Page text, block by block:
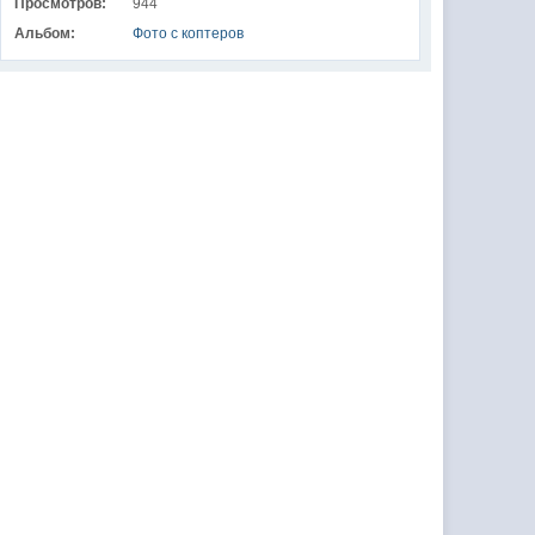
Просмотров:
944
Альбом:
Фото с коптеров